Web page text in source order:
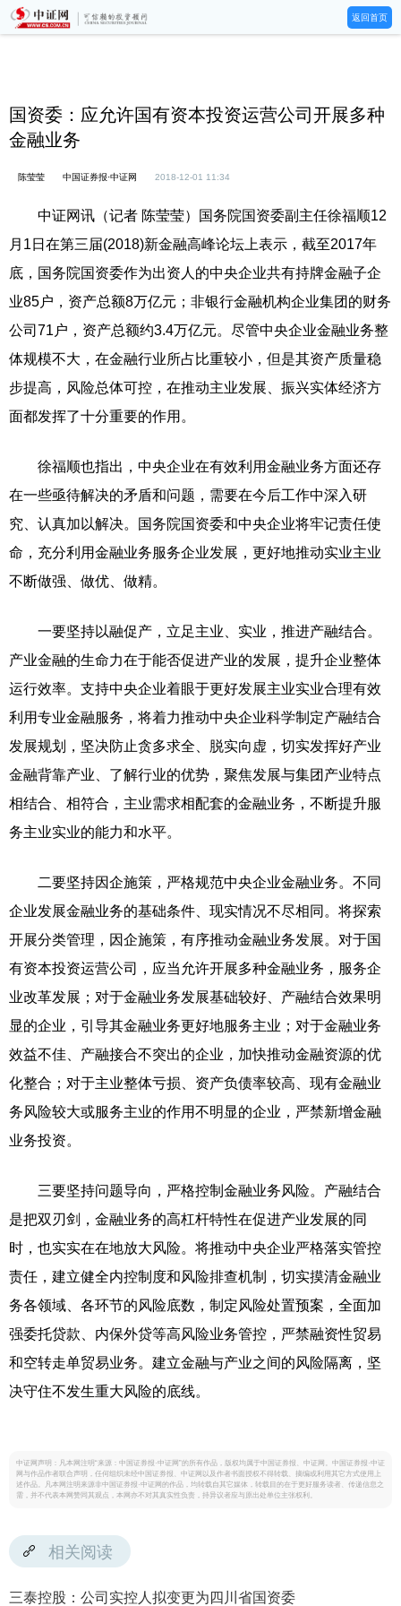
返回首页
国资委：应允许国有资本投资运营公司开展多种
金融业务
陈莹莹 中国证券报·中证网 2018-12-01 11:34
中证网讯（记者 陈莹莹）国务院国资委副主任徐福顺12
月1日在第三届(2018)新金融高峰论坛上表示，截至2017年
底，国务院国资委作为出资人的中央企业共有持牌金融子企
业85户，资产总额8万亿元；非银行金融机构企业集团的财务
公司71户，资产总额约3.4万亿元。尽管中央企业金融业务整
体规模不大，在金融行业所占比重较小，但是其资产质量稳
步提高，风险总体可控，在推动主业发展、振兴实体经济方
面都发挥了十分重要的作用。
徐福顺也指出，中央企业在有效利用金融业务方面还存
在一些亟待解决的矛盾和问题，需要在今后工作中深入研
究、认真加以解决。国务院国资委和中央企业将牢记责任使
命，充分利用金融业务服务企业发展，更好地推动实业主业
不断做强、做优、做精。
一要坚持以融促产，立足主业、实业，推进产融结合。
产业金融的生命力在于能否促进产业的发展，提升企业整体
运行效率。支持中央企业着眼于更好发展主业实业合理有效
利用专业金融服务，将着力推动中央企业科学制定产融结合
发展规划，坚决防止贪多求全、脱实向虚，切实发挥好产业
金融背靠产业、了解行业的优势，聚焦发展与集团产业特点
相结合、相符合，主业需求相配套的金融业务，不断提升服
务主业实业的能力和水平。
二要坚持因企施策，严格规范中央企业金融业务。不同
企业发展金融业务的基础条件、现实情况不尽相同。将探索
开展分类管理，因企施策，有序推动金融业务发展。对于国
有资本投资运营公司，应当允许开展多种金融业务，服务企
业改革发展；对于金融业务发展基础较好、产融结合效果明
显的企业，引导其金融业务更好地服务主业；对于金融业务
效益不佳、产融接合不突出的企业，加快推动金融资源的优
化整合；对于主业整体亏损、资产负债率较高、现有金融业
务风险较大或服务主业的作用不明显的企业，严禁新增金融
业务投资。
三要坚持问题导向，严格控制金融业务风险。产融结合
是把双刃剑，金融业务的高杠杆特性在促进产业发展的同
时，也实实在在地放大风险。将推动中央企业严格落实管控
责任，建立健全内控制度和风险排查机制，切实摸清金融业
务各领域、各环节的风险底数，制定风险处置预案，全面加
强委托贷款、内保外贷等高风险业务管控，严禁融资性贸易
和空转走单贸易业务。建立金融与产业之间的风险隔离，坚
决守住不发生重大风险的底线。
中证网声明：凡本网注明“来源：中国证券报·中证网”的所有作品，版权均属于中国证券报、中证网。中国证券报·中证
网与作品作者联合声明，任何组织未经中国证券报、中证网以及作者书面授权不得转载、摘编或利用其它方式使用上
述作品。凡本网注明来源非中国证券报·中证网的作品，均转载自其它媒体，转载目的在于更好服务读者、传递信息之
需，并不代表本网赞同其观点，本网亦不对其真实性负责，持异议者应与原出处单位主张权利。
相关阅读
三泰控股：公司实控人拟变更为四川省国资委